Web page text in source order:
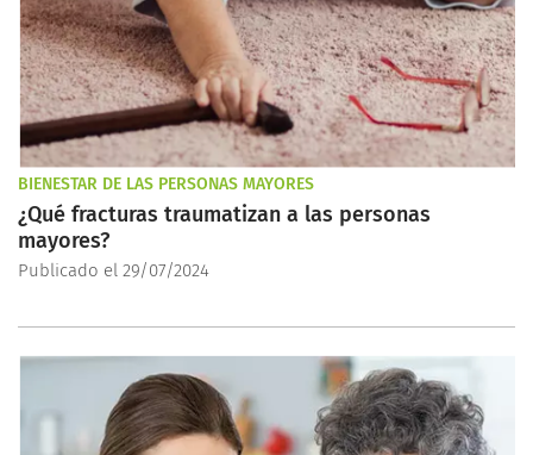
BIENESTAR DE LAS PERSONAS MAYORES
¿Qué fracturas traumatizan a las personas
mayores?
Publicado el 29/07/2024